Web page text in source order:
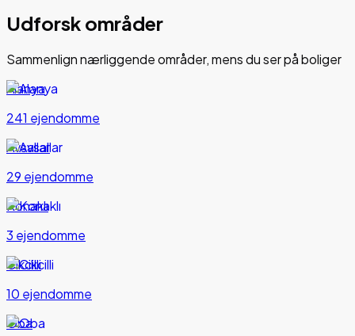
Udforsk områder
Sammenlign nærliggende områder, mens du ser på boliger
Alanya
241 ejendomme
Avsallar
29 ejendomme
Konaklı
3 ejendomme
Cikcilli
10 ejendomme
Oba